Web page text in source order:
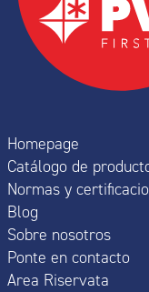
Homepage
Catálogo de
Normas y
Blog
Sobre nosotros
Ponte en contacto
Area Riservata